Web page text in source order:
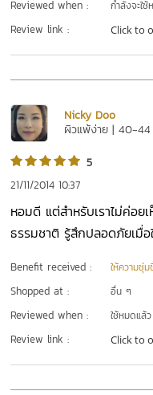
Reviewed when : กำลังจะใช้
Review link : Click to
Nicky Doo
ผิวแพ้ง่าย | 40-44
5
21/11/2014 10:37
หอมดี แต่สำหรับเราไม่ค่อย
ธรรมชาติ รู้สึกปลอดภัยเมื่อ
Benefit received : ให้ความชุ่
Shopped at : อื่น ๆ
Reviewed when : ใช้หมดแล้ว
Review link : Click to